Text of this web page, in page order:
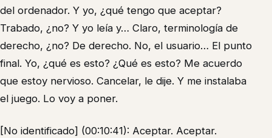
del ordenador. Y yo, ¿qué tengo que aceptar?
Trabado, ¿no? Y yo leía y… Claro, terminología de
derecho, ¿no? De derecho. No, el usuario… El punto
final. Yo, ¿qué es esto? ¿Qué es esto? Me acuerdo
que estoy nervioso. Cancelar, le dije. Y me instalaba
el juego. Lo voy a poner.
[No identificado] (00:10:41): Aceptar. Aceptar.